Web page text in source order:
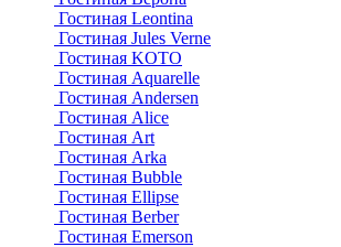
Гостиная Leontina
Гостиная Jules Verne
Гостиная KOTO
Гостиная Aquarelle
Гостиная Andersen
Гостиная Alice
Гостиная Art
Гостиная Arka
Гостиная Bubble
Гостиная Ellipse
Гостиная Berber
Гостиная Emerson